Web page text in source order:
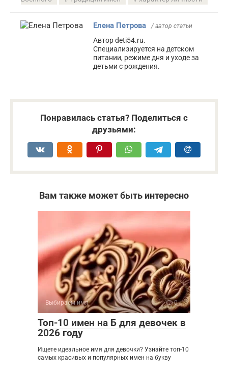
Елена Петрова / автор статьи
Автор deti54.ru.
Специализируется на детском
питании, режиме дня и уходе за
детьми с рождения.
Понравилась статья? Поделиться с
друзьями:
Вам также может быть интересно
Выбираем имя 0
Топ-10 имен на Б для девочек в
2026 году
Ищете идеальное имя для девочки? Узнайте топ-10
самых красивых и популярных имен на букву